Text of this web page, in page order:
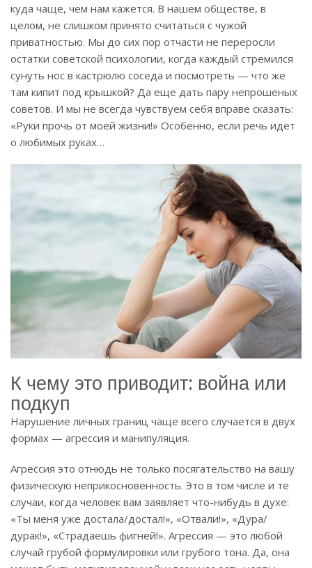
куда чаще, чем нам кажется. В нашем обществе, в
целом, не слишком принято считаться с чужой
приватностью. Мы до сих пор отчасти не переросли
остатки советской психологии, когда каждый стремился
сунуть нос в кастрюлю соседа и посмотреть — что же
там кипит под крышкой? Да еще дать пару непрошеных
советов. И мы не всегда чувствуем себя вправе сказать:
«Руки прочь от моей жизни!» Особенно, если речь идет
о любимых руках…
К чему это приводит: война или
подкуп
Нарушение личных границ чаще всего случается в двух
формах — агрессия и манипуляция.
Агрессия это отнюдь не только посягательство на вашу
физическую неприкосновенность. Это в том числе и те
случаи, когда человек вам заявляет что-нибудь в духе:
«Ты меня уже достала/достал!», «Отвали!», «Дура/
дурак!», «Страдаешь фигней!». Агрессия — это любой
случай грубой формулировки или грубого тона. Да, она